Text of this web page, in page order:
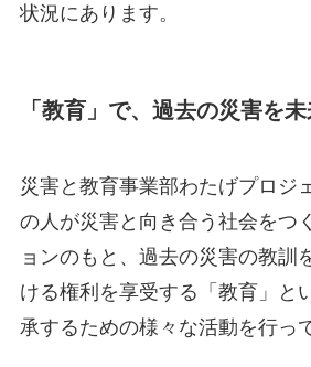
状況にあります。
「教育」で、過去の災害を
災害と教育事業部わたげプロジ
の人が災害と向き合う社会をつ
ョンのもと、過去の災害の教訓
ける権利を享受する「教育」と
承するための様々な活動を行っ